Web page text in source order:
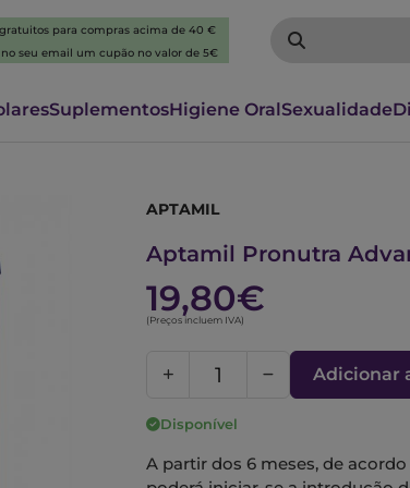
gratuitos para compras acima de 40 €
no seu email um cupão no valor de 5€
SuplementosHigiene OralSexualidade
APTAMIL
Aptamil Pronutra
19,80€
(Preços incluem IVA)
Adicionar
Disponível
A partir dos 6 meses, de